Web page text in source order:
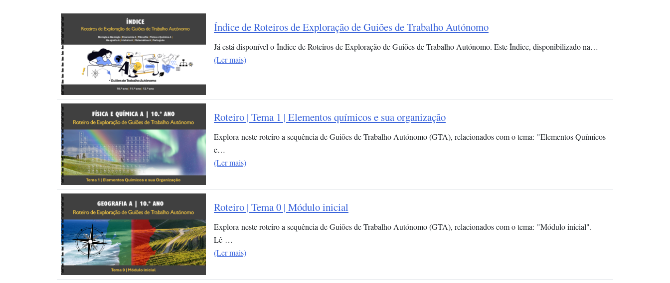
Índice de Roteiros de Exploração de Guiões de Trabalho Autónomo
Já está disponível o Índice de Roteiros de Exploração de Guiões de Trabalho Autónomo. Este Índice, disponibilizado na…
(Ler mais)
Roteiro | Tema 1 | Elementos químicos e sua organização​
Explora neste roteiro a sequência de Guiões de Trabalho Autónomo (GTA), relacionados com o tema: "Elementos Químicos
e…
(Ler mais)
Roteiro | Tema 0 | Módulo inicial
Explora neste roteiro a sequência de Guiões de Trabalho Autónomo (GTA), relacionados com o tema: "Módulo inicial".
Lê …
(Ler mais)